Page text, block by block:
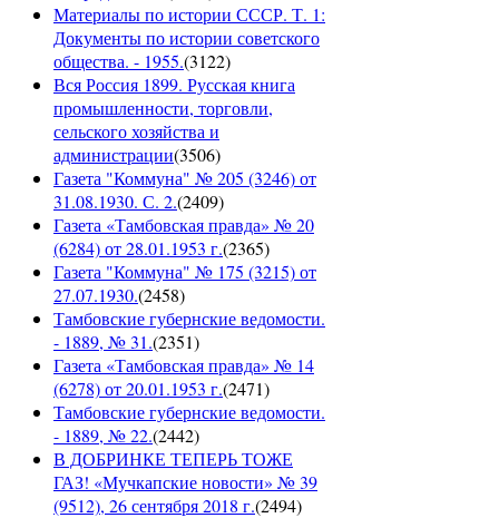
Материалы по истории СССР. Т. 1:
Документы по истории советского
общества. - 1955.(3122)
Вся Россия 1899. Русская книга
промышленности, торговли,
сельского хозяйства и
администрации(3506)
Газета "Коммуна" № 205 (3246) от
31.08.1930. С. 2.(2409)
Газета «Тамбовская правда» № 20
(6284) от 28.01.1953 г.(2365)
Газета "Коммуна" № 175 (3215) от
27.07.1930.(2458)
Тамбовские губернские ведомости.
- 1889, № 31.(2351)
Газета «Тамбовская правда» № 14
(6278) от 20.01.1953 г.(2471)
Тамбовские губернские ведомости.
- 1889, № 22.(2442)
В ДОБРИНКЕ ТЕПЕРЬ ТОЖЕ
ГАЗ! «Мучкапские новости» № 39
(9512), 26 сентября 2018 г.(2494)